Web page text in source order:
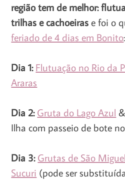
região tem de melhor:
trilhas e cachoeirase foi o
feriado de 4 dias em Bonito:
Dia 1: Flutuação no Rio da
Araras
Dia 2: Gruta do Lago Azul
Ilha com passeio de bote
Dia 3: Grutas de São Miguel
Sucuri (pode ser